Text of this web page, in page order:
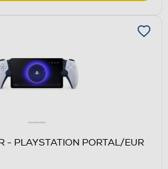
- PLAYSTATION PORTAL/EUR